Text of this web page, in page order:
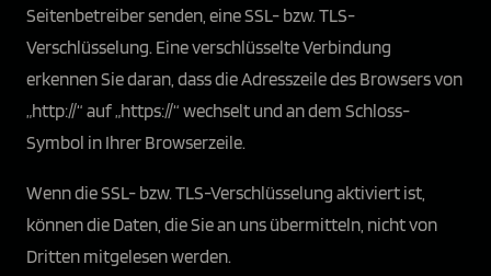
Seitenbetreiber senden, eine SSL- bzw. TLS-
Verschlüsselung. Eine verschlüsselte Verbindung
erkennen Sie daran, dass die Adresszeile des Browsers von
„http://“ auf „https://“ wechselt und an dem Schloss-
Symbol in Ihrer Browserzeile.
Wenn die SSL- bzw. TLS-Verschlüsselung aktiviert ist,
können die Daten, die Sie an uns übermitteln, nicht von
Dritten mitgelesen werden.